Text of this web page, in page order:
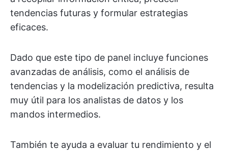
tendencias futuras y formular estrategias
eficaces.
Dado que este tipo de panel incluye funciones
avanzadas de análisis, como el análisis de
tendencias y la modelización predictiva, resulta
muy útil para los analistas de datos y los
mandos intermedios.
También te ayuda a evaluar tu rendimiento y el